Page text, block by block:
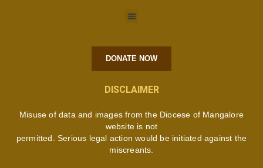
DONATE NOW
DISCLAIMER
Misuse of data and images from the Diocese of Mangalore
website is not
permitted. Serious legal action would be initiated against the
miscreants.